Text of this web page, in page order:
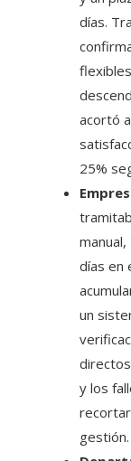
días.
acortó
25%
días en
un
y los
gestión.